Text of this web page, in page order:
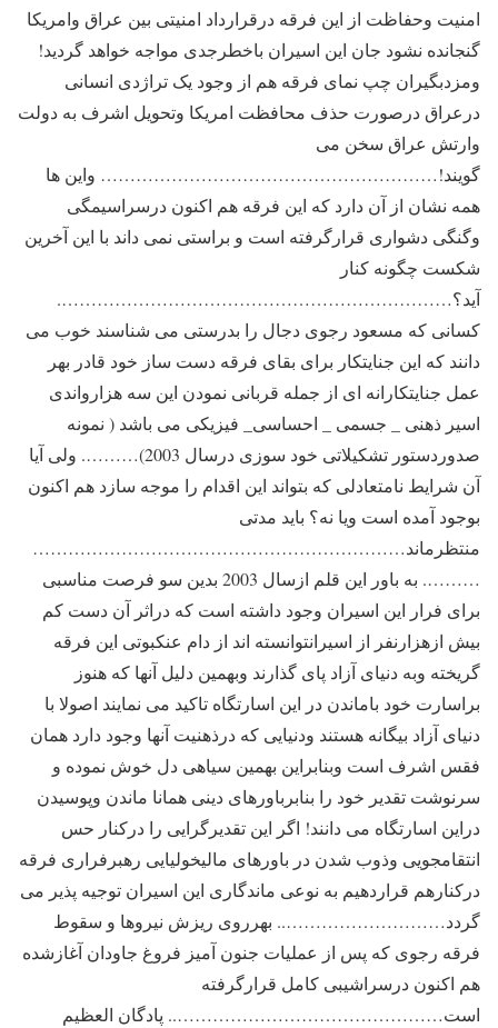
امنیت وحفاظت از این فرقه درقرارداد امنیتی بین عراق وامریکا
گنجانده نشود جان این اسیران باخطرجدی مواجه خواهد گردید!
ومزدبگیران چپ نمای فرقه هم از وجود یک تراژدی انسانی
درعراق درصورت حذف محافظت امریکا وتحویل اشرف به دولت
وارتش عراق سخن می
گویند!………………………………………………… واین ها
همه نشان از آن دارد که این فرقه هم اکنون درسراسیمگی
وگنگی دشواری قرارگرفته است و براستی نمی داند با این آخرین
شکست چگونه کنار
آید؟………………………………………………………….
کسانی که مسعود رجوی دجال را بدرستی می شناسند خوب می
دانند که این جنایتکار برای بقای فرقه دست ساز خود قادر بهر
عمل جنایتکارانه ای از جمله قربانی نمودن این سه هزارواندی
اسیر ذهنی _ جسمی _ احساسی_ فیزیکی می باشد ( نمونه
صدوردستور تشکیلاتی خود سوزی درسال 2003)………. ولی آیا
آن شرایط نامتعادلی که بتواند این اقدام را موجه سازد هم اکنون
بوجود آمده است ویا نه؟ باید مدتی
منتظرماند………………………………………………………
………. به باور این قلم ازسال 2003 بدین سو فرصت مناسبی
برای فرار این اسیران وجود داشته است که دراثر آن دست کم
بیش ازهزارنفر از اسیرانتوانسته اند از دام عنکبوتی این فرقه
گریخته وبه دنیای آزاد پای گذارند وبهمین دلیل آنها که هنوز
براسارت خود باماندن در این اسارتگاه تاکید می نمایند اصولا با
دنیای آزاد بیگانه هستند ودنیایی که درذهنیت آنها وجود دارد همان
فقس اشرف است وبنابراین بهمین سیاهی دل خوش نموده و
سرنوشت تقدیر خود را بنابرباورهای دینی همانا ماندن وپوسیدن
دراین اسارتگاه می دانند! اگر این تقدیرگرایی را درکنار حس
انتقامجویی وذوب شدن در باورهای مالیخولیایی رهبرفراری فرقه
درکنارهم قراردهیم به نوعی ماندگاری این اسیران توجیه پذیر می
گردد……………………….. بهرروی ریزش نیروها و سقوط
فرقه رجوی که پس از عملیات جنون آمیز فروغ جاودان آغازشده
هم اکنون درسراشیبی کامل قرارگرفته
است……………………………………….. پادگان العظیم